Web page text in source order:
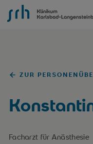
SRH Klinikum Karlsbad-
ZUR
Facharzt für Anästhesie